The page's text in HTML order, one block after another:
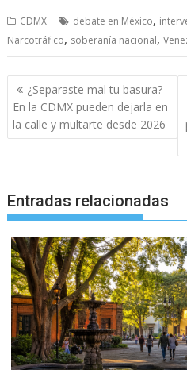
CDMX debate en México,
Narcotráfico, soberanía nacional,
Navegación
de
entradas
¿Separaste mal tu basura?
En la CDMX pueden dejarla en
la calle y multarte desde 2026
Entradas relacionadas